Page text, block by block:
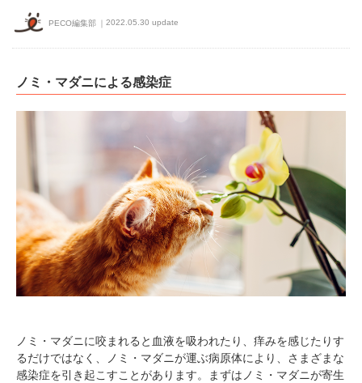
PECO編集部 2022.05.30 update
ノミ・マダニによる感染症
ノミ・マダニに咬まれると血液を吸われたり、痒みを感じたりす
るだけではなく、ノミ・マダニが運ぶ病原体により、さまざまな
感染症を引き起こすことがあります。まずはノミ・マダニが寄生